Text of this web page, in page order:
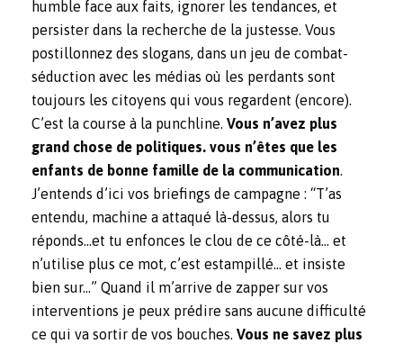
humble face aux faits, ignorer les tendances, et
persister dans la recherche de la justesse. Vous
postillonnez des slogans, dans un jeu de combat-
séduction avec les médias où les perdants sont
toujours les citoyens qui vous regardent (encore).
C’est la course à la punchline. Vous n’avez plus
grand chose de politiques. vous n’êtes que les
enfants de bonne famille de la communication.
J’entends d’ici vos briefings de campagne : “T’as
entendu, machine a attaqué là-dessus, alors tu
réponds…et tu enfonces le clou de ce côté-là… et
n’utilise plus ce mot, c’est estampillé… et insiste
bien sur…” Quand il m’arrive de zapper sur vos
interventions je peux prédire sans aucune difficulté
ce qui va sortir de vos bouches. Vous ne savez plus